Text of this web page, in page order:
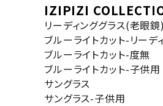
IZIPIZI
リーディンググラス(老眼鏡)
ブルーライトカット-リー
ブルーライトカット-度無
ブルーライトカット-子供用
サングラス
サングラス-子供用